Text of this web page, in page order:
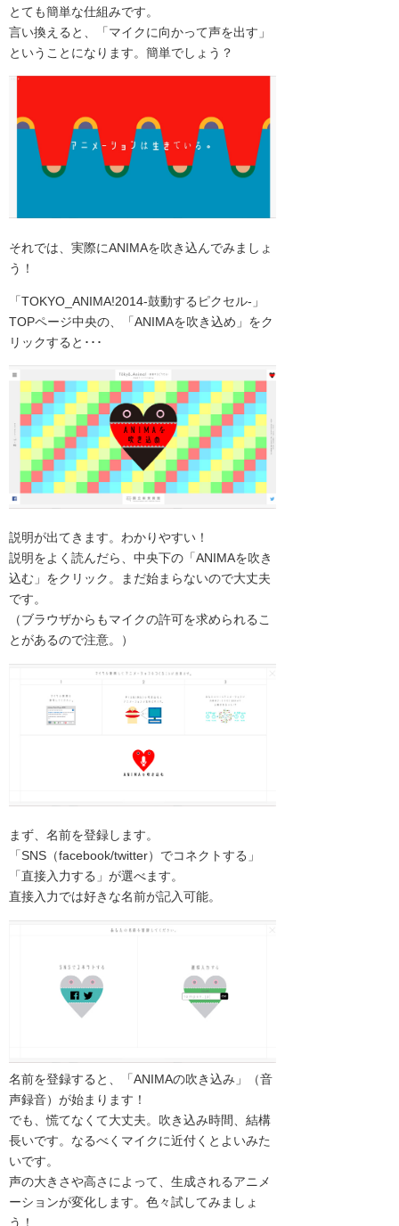
とても簡単な仕組みです。
言い換えると、「マイクに向かって声を出す」
ということになります。簡単でしょう？
それでは、実際にANIMAを吹き込んでみましょ
う！
「TOKYO_ANIMA!2014-鼓動するピクセル-」
TOPページ中央の、「ANIMAを吹き込め」をク
リックすると･･･
説明が出てきます。わかりやすい！
説明をよく読んだら、中央下の「ANIMAを吹き
込む」をクリック。まだ始まらないので大丈夫
です。
（ブラウザからもマイクの許可を求められるこ
とがあるので注意。）
まず、名前を登録します。
「SNS（facebook/twitter）でコネクトする」
「直接入力する」が選べます。
直接入力では好きな名前が記入可能。
名前を登録すると、「ANIMAの吹き込み」（音
声録音）が始まります！
でも、慌てなくて大丈夫。吹き込み時間、結構
長いです。なるべくマイクに近付くとよいみた
いです。
声の大きさや高さによって、生成されるアニメ
ーションが変化します。色々試してみましょ
う！